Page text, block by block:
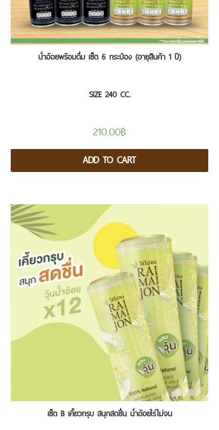
น้ำอ้อยพร้อมดื่ม เซ็ต 6 กระป๋อง (อายุสินค้า 1 ปี)
SIZE 240 CC.
210.00฿
ADD TO CART
เซ็ต B เคี้ยวกรุบ สนุกสดชื่น น้ำอ้อยไร่ไม่จน